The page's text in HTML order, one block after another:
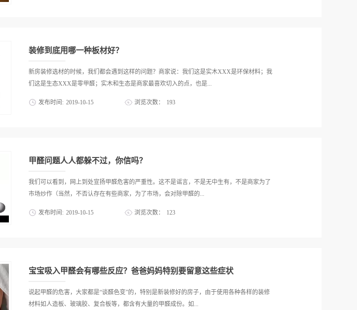
装...
新房中，以免过量的吸入甲醛，造成危险。致敏作用甲醛对我们人体的伤害还表现在皮肤方
面，最常见的有敏性皮炎、色斑、坏死等，这些都是甲醛对皮肤造成的伤害。除此之外如果过
量的吸入高浓度甲醛的话，还会诱发引起支气管哮喘。特别是怀孕的孕妇，一旦患有支气管哮
喘，不但会影响自身的身体健康，同时还会增加在分娩过程中的意外情况以及危险。突出表现
话还会导致出现心悸、失眠、体重减轻、记力减退还有植物神经紊乱等情况。特别甲醛对孕妇
装修到底用哪一种板材好？
新房装修选材的时候，我们都会遇到这样的问题？商家说：我们这是实木XXX是环保材料；我
们这是生态XXX是零甲醛；实木和生态是商家最喜欢切入的点，也是...
康的问题，环不环保就跟它的制作工艺有关，加工过程中胶水用的多的，那么甲醛含量相对也
高，下面来介绍两种，市面上用的最多的板材：密度板、颗粒板密度板：全称叫密度纤维板，
是木头和其他植物纤维打成粉末加胶热压成的。1、制作工序是：通过将原木材进行碾压成片
（不去皮碾压），经过洗、筛、煮、磨好几步，最后变成粉末状。2、热压工序：将磨好的板材
着决定性的作用。它是在热量和压力的联合作用下，板坯中的水分气化，蒸发、密度增加、胶
发布时间: 2019-10-15 浏览次数： 193
甲醛问题人人都躲不过，你信吗？
我们可以看到，网上到处宣扬甲醛危害的严重性。这不是谣言，不是无中生有，不是商家为了
市场炒作（当然，不否认存在有些商家，为了市场，会对除甲醛的...
乌洛托品、季戊四醇和染料等的原料。虽然，甲醛危害对人体影响如此之大，但是还是有一部
分杠精，小编就曾在某吧上面见识过一位“怼王”站在非其专业领域，去质疑别人专业领域的人
和事。这是多么的一种愚昧。因为缺乏专业知识的认知，而质疑所有的专业技术（除甲醛技
术），真的很可笑。我们来看看，到底甲醛跟我们的关系有多密切，对我们造成的危害又能有
发布时间: 2019-10-15 浏览次数： 123
宝宝吸入甲醛会有哪些反应？爸爸妈妈特别要留意这些症状
说起甲醛的危害，大家都是“谈醛色变”的，特别是新装修好的房子，由于使用各种各样的装修
材料如人造板、玻璃胶、复合板等，都含有大量的甲醛成份。如...